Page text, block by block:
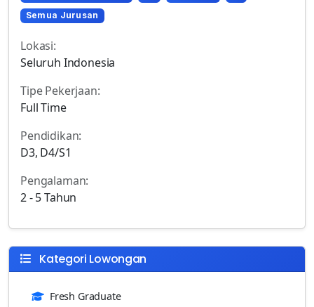
Semua Jurusan
Lokasi:
Seluruh Indonesia
Tipe Pekerjaan:
Full Time
Pendidikan:
D3, D4/S1
Pengalaman:
2 - 5 Tahun
Kategori Lowongan
Fresh Graduate